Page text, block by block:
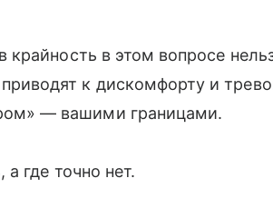
крайность в этом вопросе
к дискомфорту и
— вашими границами.
где точно нет.